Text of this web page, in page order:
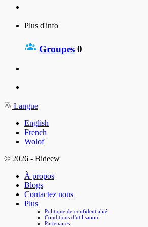
Plus d'info
Groupes 0
Langue
English
French
Wolof
© 2026 - Bideew
À propos
Blogs
Contactez nous
Plus
Politique de confidentialité
Conditions d'utilisation
Partenaires